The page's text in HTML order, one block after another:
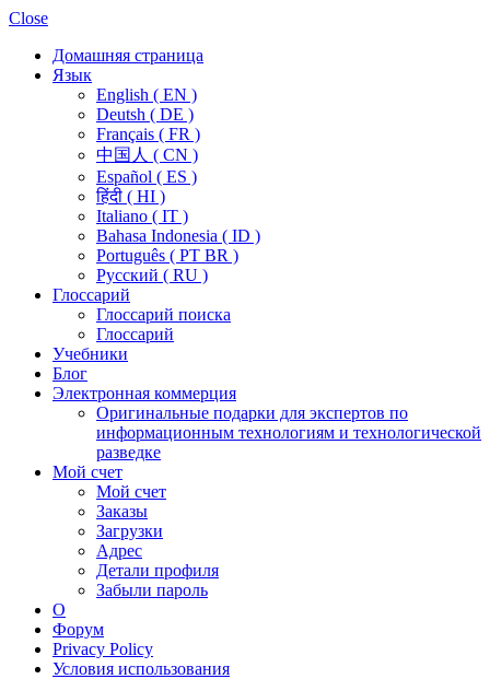
Close
Домашняя страница
Язык
English ( EN )
Deutsh ( DE )
Français ( FR )
中国人 ( CN )
Español ( ES )
हिंदी ( HI )
Italiano ( IT )
Bahasa Indonesia ( ID )
Português ( PT BR )
Pусский ( RU )
Глоссарий
Глоссарий поиска
Глоссарий
Учебники
Блог
Электронная коммерция
Оригинальные подарки для экспертов по
информационным технологиям и технологической
разведке
Мой счет
Мой счет
Заказы
Загрузки
Адрес
Детали профиля
Забыли пароль
О
Форум
Privacy Policy
Условия использования